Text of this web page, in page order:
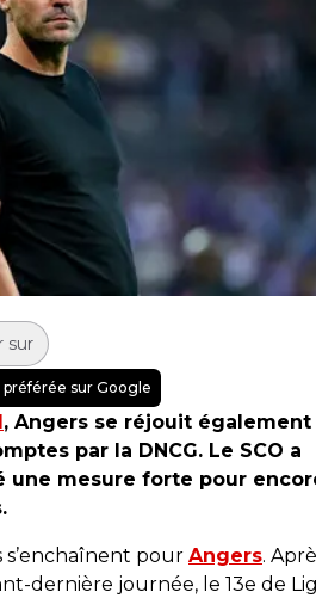
sur
sur Google
, Angers se réjouit également
par la DNCG. Le SCO a
une mesure forte pour
s’enchaînent pour Angers.
dernière journée, le 13e de